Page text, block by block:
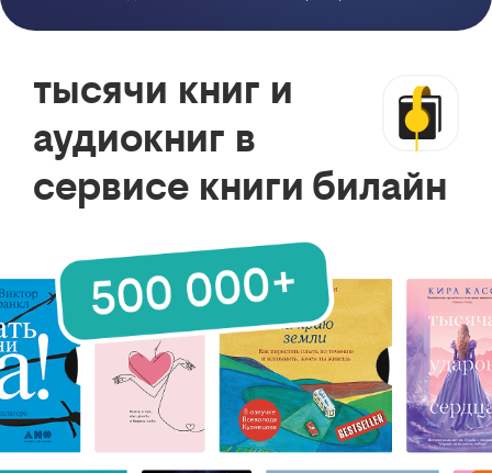
тысячи книг и
аудиокниг в
сервисе книги билайн